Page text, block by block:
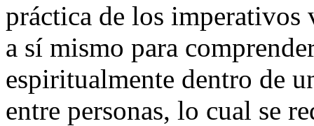
práctica de los imperativos
a sí mismo para
espiritualmente dentro de
entre personas, lo cual se